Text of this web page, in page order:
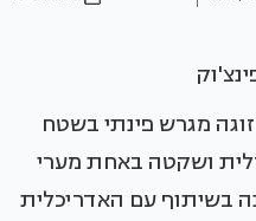
מגרש פינתי בשטח
ושקטה באחת מערי
בשיתוף עם האדריכלית